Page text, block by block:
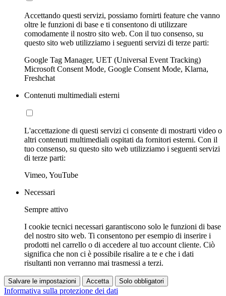
Accettando questi servizi, possiamo fornirti feature che vanno
oltre le funzioni di base e ti consentono di utilizzare
comodamente il nostro sito web. Con il tuo consenso, su
questo sito web utilizziamo i seguenti servizi di terze parti:
Google Tag Manager, UET (Universal Event Tracking)
Microsoft Consent Mode, Google Consent Mode, Klarna,
Freshchat
Contenuti multimediali esterni
L'accettazione di questi servizi ci consente di mostrarti video o
altri contenuti multimediali ospitati da fornitori esterni. Con il
tuo consenso, su questo sito web utilizziamo i seguenti servizi
di terze parti:
Vimeo, YouTube
Necessari
Sempre attivo
I cookie tecnici necessari garantiscono solo le funzioni di base
del nostro sito web. Ti consentono per esempio di inserire i
prodotti nel carrello o di accedere al tuo account cliente. Ciò
significa che non ci è possibile risalire a te e che i dati
risultanti non verranno mai trasmessi a terzi.
Salvare le impostazioni Accetta Solo obbligatori
Informativa sulla protezione dei dati